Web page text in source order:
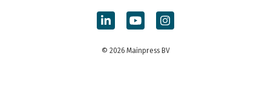
© 2026 Mainpress BV